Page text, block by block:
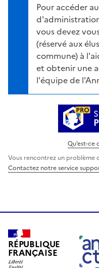
Pour accéder
vous devez
(réservé aux
commune) à
et obtenir une
l'équipe de
Qu’est-ce
Vous rencontrez un problème
Contactez notre service
RÉPUBLIQUE
FRANÇAISE